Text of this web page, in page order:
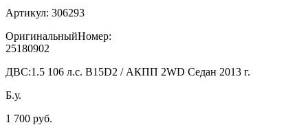
Артикул: 306293
ОригинальныйНомер:
25180902
ДВС:1.5 106 л.с. B15D2 / АКПП 2WD Седан 2013 г.
Б.у.
1 700 руб.